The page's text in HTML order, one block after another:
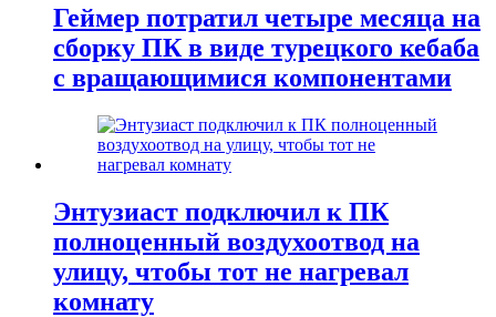
Геймер потратил четыре месяца на
сборку ПК в виде турецкого кебаба
с вращающимися компонентами
Энтузиаст подключил к ПК
полноценный воздухоотвод на
улицу, чтобы тот не нагревал
комнату